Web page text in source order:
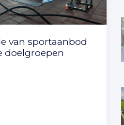
van sportaanbod
doelgroepen